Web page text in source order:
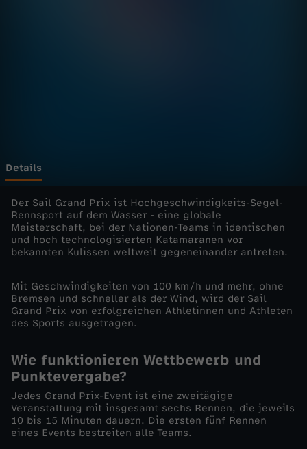
p
e
e
r
e
n
n
e
Details
Der Sail Grand Prix ist Hochgeschwindigkeits-Segel-
Rennsport auf dem Wasser - eine globale
Meisterschaft, bei der Nationen-Teams in identischen
und hoch technologisierten Katamaranen vor
bekannten Kulissen weltweit gegeneinander antreten.
Mit Geschwindigkeiten von 100 km/h und mehr, ohne
Bremsen und schneller als der Wind, wird der Sail
Grand Prix von erfolgreichen Athletinnen und Athleten
des Sports ausgetragen.
Wie funktionieren Wettbewerb und
Punktevergabe?
Jedes Grand Prix-Event ist eine zweitägige
Veranstaltung mit insgesamt sechs Rennen, die jeweils
10 bis 15 Minuten dauern. Die ersten fünf Rennen
eines Events bestreiten alle Teams.